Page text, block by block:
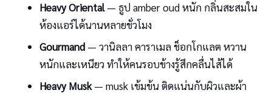
Heavy Oriental— ธูป amber oud หนัก กลิ่นสะสมใน
ห้องแอร์ได้นานหลายชั่วโมง
Gourmand— วานิลลา คาราเมล ช็อกโกแลต หวาน
หนักและเหนียว ทำให้คนรอบข้างรู้สึกคลื่นไส้ได้
Heavy Musk— musk เข้มข้น ติดแน่นกับผิวและผ้า